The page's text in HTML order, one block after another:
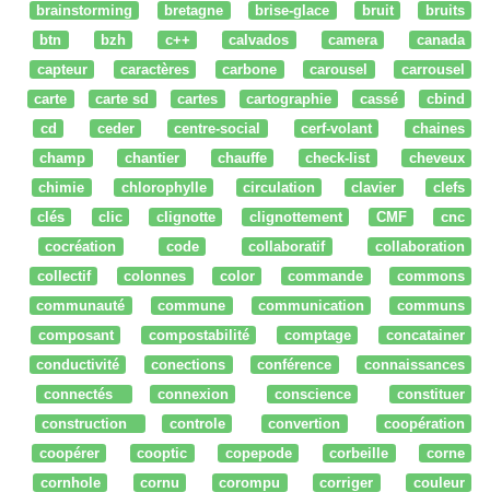
brainstorming
bretagne brise-glace bruit
bruits
btn
bzh c++ calvados camera
canada
capteur
caractères carbone carousel
carrousel
carte
carte sd cartes cartographie cassé
cbind
cd
ceder centre-social cerf-volant
chaines
champ
chantier chauffe check-list
cheveux
chimie
chlorophylle circulation clavier
clefs
clés
clic clignotte clignottement CMF
cnc
cocréation
code collaboratif
collaboration
collectif
colonnes color commande
commons
communauté
commune communication
communs
composant
compostabilité comptage
concatainer
conductivité
conections conférence
connaissances
connectés
connexion conscience
constituer
construction
controle convertion
coopération
coopérer
cooptic copepode corbeille
corne
cornhole
cornu corompu corriger
couleur